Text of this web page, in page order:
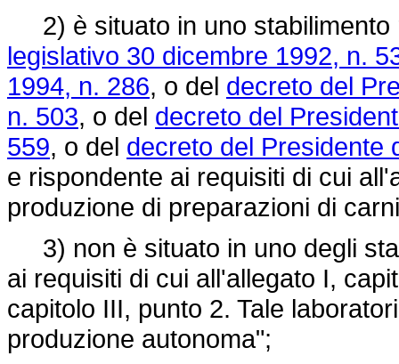
2) è situato in uno stabilimento
legislativo 30 dicembre 1992, n.
1994, n. 286, o del decreto del
n. 503, o del decreto del
559, o del decreto del Presidente
e rispondente ai requisiti di cui
produzione di preparazioni di
3) non è situato in uno degli
ai requisiti di cui all'allegato I,
capitolo III, punto 2. Tale
produzione autonoma";